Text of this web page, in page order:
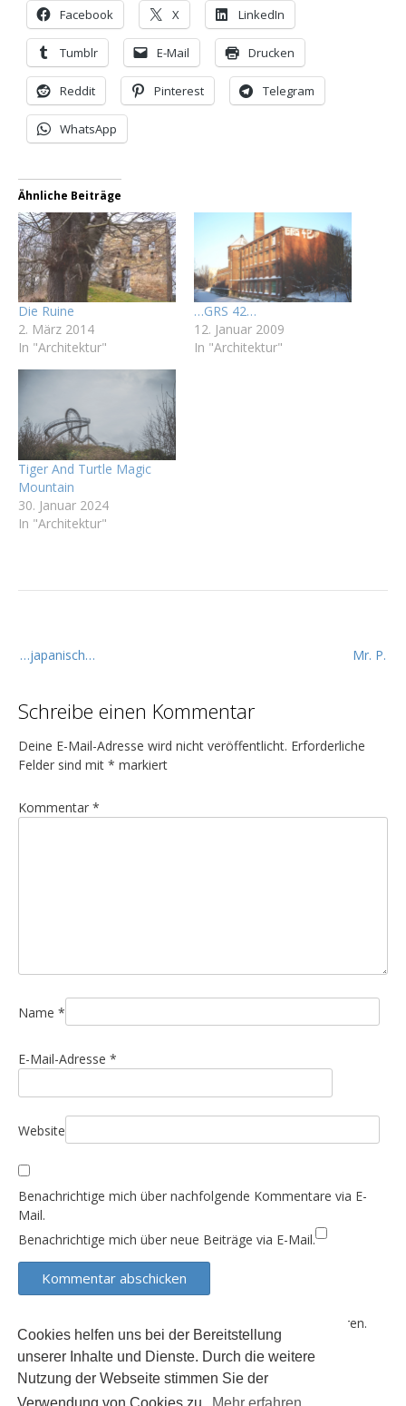
Cookies helfen uns bei der Bereitstellung
unserer Inhalte und Dienste. Durch die weitere
Nutzung der Webseite stimmen Sie der
Facebook X LinkedIn
Tumblr E-Mail Drucken
Reddit Pinterest Telegram
WhatsApp
Ähnliche Beiträge
Die Ruine
2. März 2014
In "Architektur"
…GRS 42…
12. Januar 2009
In "Architektur"
Tiger And Turtle Magic
Mountain
30. Januar 2024
In "Architektur"
e
t
r
a
s
a
i
o
n
Mr. P.
…japanisch…
Schreibe einen Kommentar
Deine E-Mail-Adresse wird nicht veröffentlicht. Erforderliche
Felder sind mit * markiert
Kommentar *
Name *
E-Mail-Adresse *
Website
Benachrichtige mich über nachfolgende Kommentare via E-
Mail.
Benachrichtige mich über neue Beiträge via E-Mail.
Diese Website verwendet Akismet, um Spam zu reduzieren.
Erfahre, wie deine Kommentardaten verarbeitet werden.